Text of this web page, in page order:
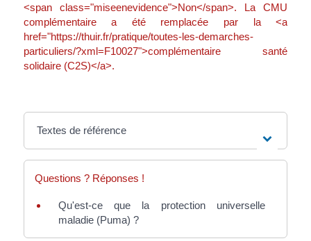
<span class="miseenevidence">Non</span>. La CMU
complémentaire a été remplacée par la <a
href="https://thuir.fr/pratique/toutes-les-demarches-
particuliers/?xml=F10027">complémentaire santé
solidaire (C2S)</a>.
Textes de référence
Questions ? Réponses !
Qu'est-ce que la protection universelle
maladie (Puma) ?